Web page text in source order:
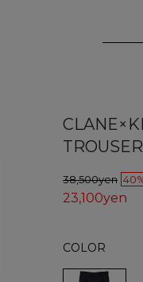
38,500yen
23,100yen
COLOR